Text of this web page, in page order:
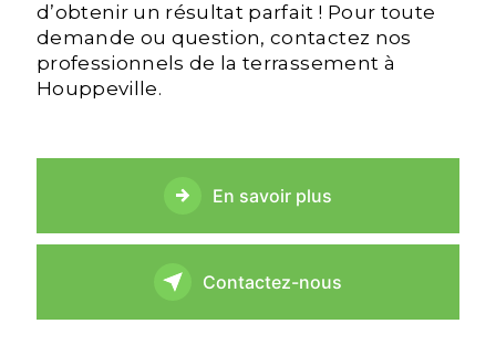
d’obtenir un résultat parfait ! Pour toute
demande ou question, contactez nos
professionnels de la terrassement à
Houppeville.
En savoir plus
Contactez-nous